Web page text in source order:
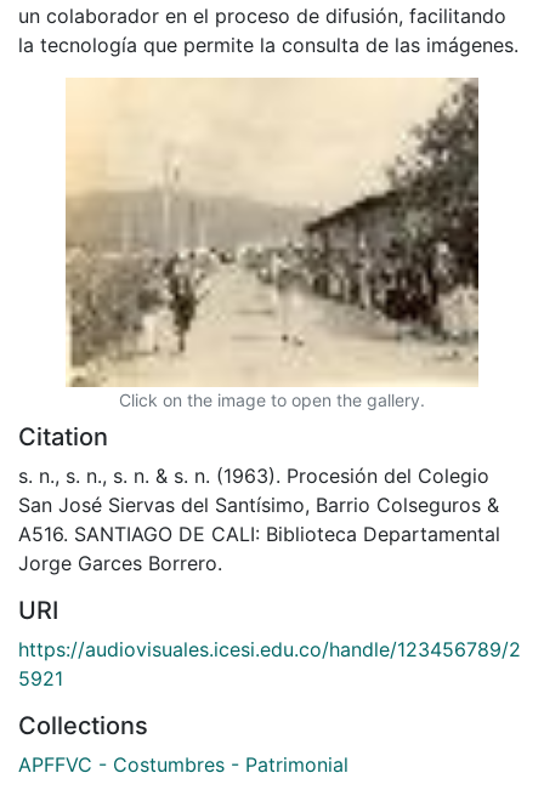
un colaborador en el proceso de difusión, facilitando
la tecnología que permite la consulta de las imágenes.
Click on the image to open the gallery.
Citation
s. n., s. n., s. n. & s. n. (1963). Procesión del Colegio
San José Siervas del Santísimo, Barrio Colseguros &
A516. SANTIAGO DE CALI: Biblioteca Departamental
Jorge Garces Borrero.
URI
https://audiovisuales.icesi.edu.co/handle/123456789/2
5921
Collections
APFFVC - Costumbres - Patrimonial